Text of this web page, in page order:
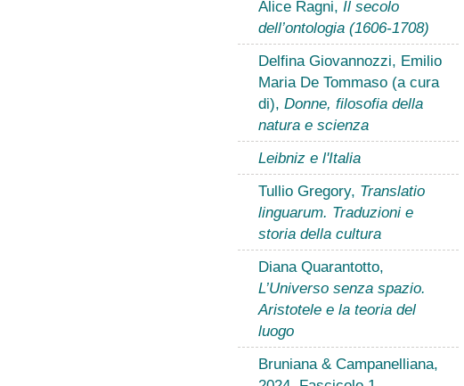
Alice Ragni, Il secolo
dell’ontologia (1606-1708)
Delfina Giovannozzi, Emilio
Maria De Tommaso (a cura
di), Donne, filosofia della
natura e scienza
Leibniz e l'Italia
Tullio Gregory, Translatio
linguarum. Traduzioni e
storia della cultura
Diana Quarantotto,
L’Universo senza spazio.
Aristotele e la teoria del
luogo
Bruniana & Campanelliana,